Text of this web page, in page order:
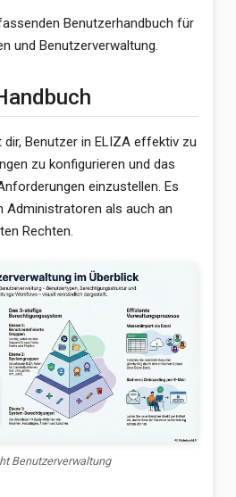
Benutzerhandbuch für
und Benutzerverwaltung.
Benutzer in ELIZA effektiv zu
zu konfigurieren und das
einzustellen. Es
Administratoren als auch an
Rechten.
Benutzerverwaltung